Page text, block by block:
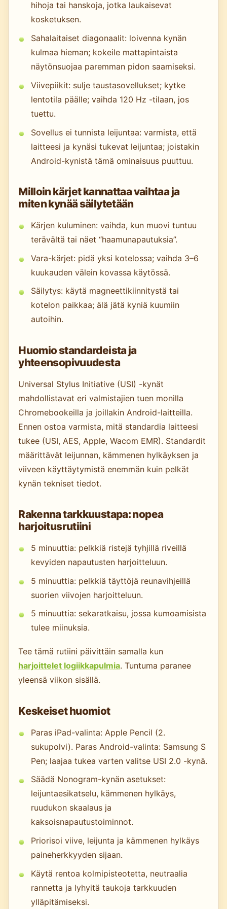
hihoja tai hanskoja, jotka laukaisevat
kosketuksen.
Sahalaitaiset diagonaalit: loivenna kynän
kulmaa hieman; kokeile mattapintaista
näytönsuojaa paremman pidon saamiseksi.
Viivepiikit: sulje taustasovellukset; kytke
lentotila päälle; vaihda 120 Hz -tilaan, jos
tuettu.
Sovellus ei tunnista leijuntaa: varmista, että
laitteesi ja kynäsi tukevat leijuntaa; joistakin
Android-kynistä tämä ominaisuus puuttuu.
Milloin kärjet kannattaa vaihtaa ja
miten kynää säilytetään
Kärjen kuluminen: vaihda, kun muovi tuntuu
terävältä tai näet “haamunapautuksia”.
Vara-kärjet: pidä yksi kotelossa; vaihda 3–6
kuukauden välein kovassa käytössä.
Säilytys: käytä magneettikiinnitystä tai
kotelon paikkaa; älä jätä kyniä kuumiin
autoihin.
Huomio standardeista ja
yhteensopivuudesta
Universal Stylus Initiative (USI) -kynät
mahdollistavat eri valmistajien tuen monilla
Chromebookeilla ja joillakin Android-laitteilla.
Ennen ostoa varmista, mitä standardia laitteesi
tukee (USI, AES, Apple, Wacom EMR). Standardit
määrittävät leijunnan, kämmenen hylkäyksen ja
viiveen käyttäytymistä enemmän kuin pelkät
kynän tekniset tiedot.
Rakenna tarkkuustapa: nopea
harjoitusrutiini
5 minuuttia: pelkkiä ristejä tyhjillä riveillä
kevyiden napautusten harjoitteluun.
5 minuuttia: pelkkiä täyttöjä reunavihjeillä
suorien viivojen harjoitteluun.
5 minuuttia: sekaratkaisu, jossa kumoamisista
tulee miinuksia.
Tee tämä rutiini päivittäin samalla kun
harjoittelet logiikkapulmia. Tuntuma paranee
yleensä viikon sisällä.
Keskeiset huomiot
Paras iPad-valinta: Apple Pencil (2.
sukupolvi). Paras Android-valinta: Samsung S
Pen; laajaa tukea varten valitse USI 2.0 -kynä.
Säädä Nonogram-kynän asetukset:
leijuntaesikatselu, kämmenen hylkäys,
ruudukon skaalaus ja
kaksoisnapautustoiminnot.
Priorisoi viive, leijunta ja kämmenen hylkäys
paineherkkyyden sijaan.
Käytä rentoa kolmipisteotetta, neutraalia
rannetta ja lyhyitä taukoja tarkkuuden
ylläpitämiseksi.